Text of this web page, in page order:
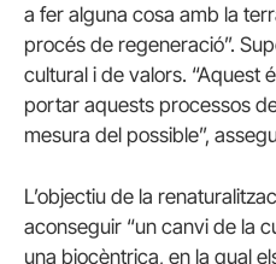
a fer alguna cosa amb la
procés de regeneració”.
cultural i de valors. “Aquest
portar aquests processos
mesura del possible”,
L’objectiu de la
aconseguir “un canvi de la
una biocèntrica, en la qual